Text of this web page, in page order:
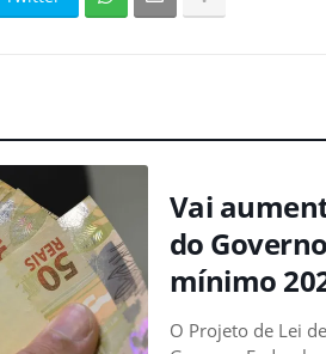
Vai
do
mínimo
O Projeto de Lei